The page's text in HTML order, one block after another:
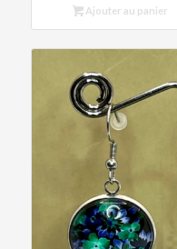
Ajouter au panier